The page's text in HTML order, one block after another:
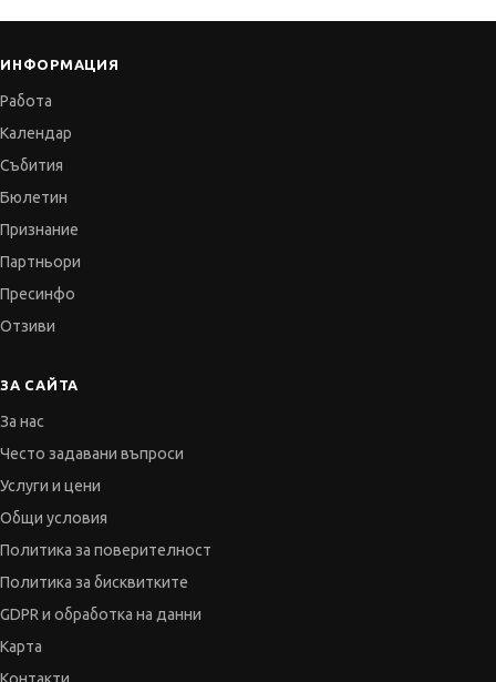
ИНФОРМАЦИЯ
Работа
Календар
Събития
Бюлетин
Признание
Партньори
Пресинфо
Отзиви
ЗА САЙТА
За нас
Често задавани въпроси
Услуги и цени
Общи условия
Политика за поверителност
Политика за бисквитките
GDPR и обработка на данни
Карта